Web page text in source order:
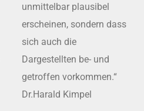
getroffen vorkommen.“
Dr.Harald Kimpel